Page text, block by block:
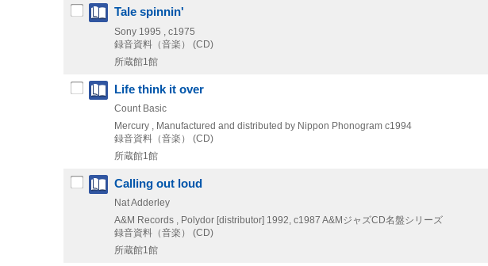
Tale spinnin'
Sony 1995 , c1975
録音資料（音楽） (CD)
所蔵館1館
Life think it over
Count Basic
Mercury , Manufactured and distributed by Nippon Phonogram c1994
録音資料（音楽） (CD)
所蔵館1館
Calling out loud
Nat Adderley
A&M Records , Polydor [distributor] 1992, c1987 A&MジャズCD名盤シリーズ
録音資料（音楽） (CD)
所蔵館1館